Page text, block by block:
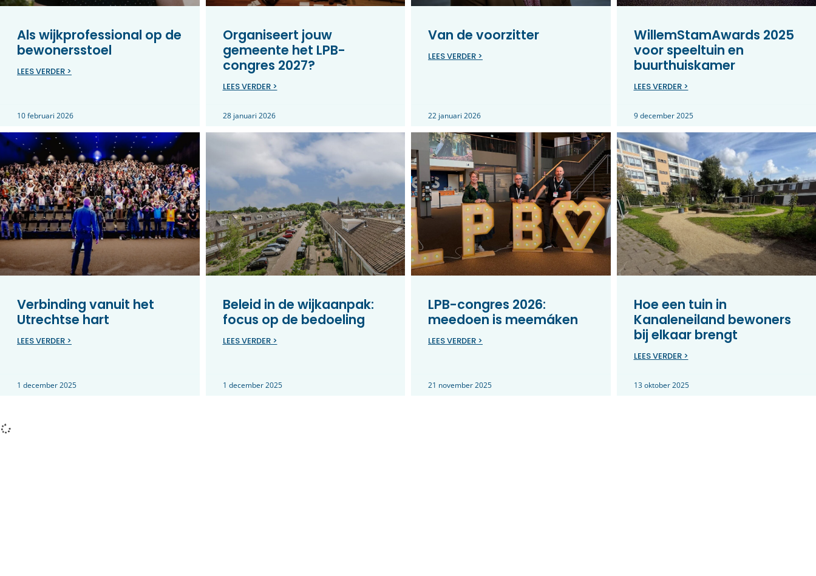
Als wijkprofessional op de
bewonersstoel
LEES VERDER >
10 februari 2026
Organiseert jouw
gemeente het LPB-
congres 2027?
LEES VERDER >
28 januari 2026
Van de voorzitter
LEES VERDER >
22 januari 2026
WillemStamAwards 2025
voor speeltuin en
buurthuiskamer
LEES VERDER >
9 december 2025
Verbinding vanuit het
Utrechtse hart
LEES VERDER >
1 december 2025
Beleid in de wijkaanpak:
focus op de bedoeling
LEES VERDER >
1 december 2025
LPB-congres 2026:
meedoen is meemáken
LEES VERDER >
21 november 2025
Hoe een tuin in
Kanaleneiland bewoners
bij elkaar brengt
LEES VERDER >
13 oktober 2025